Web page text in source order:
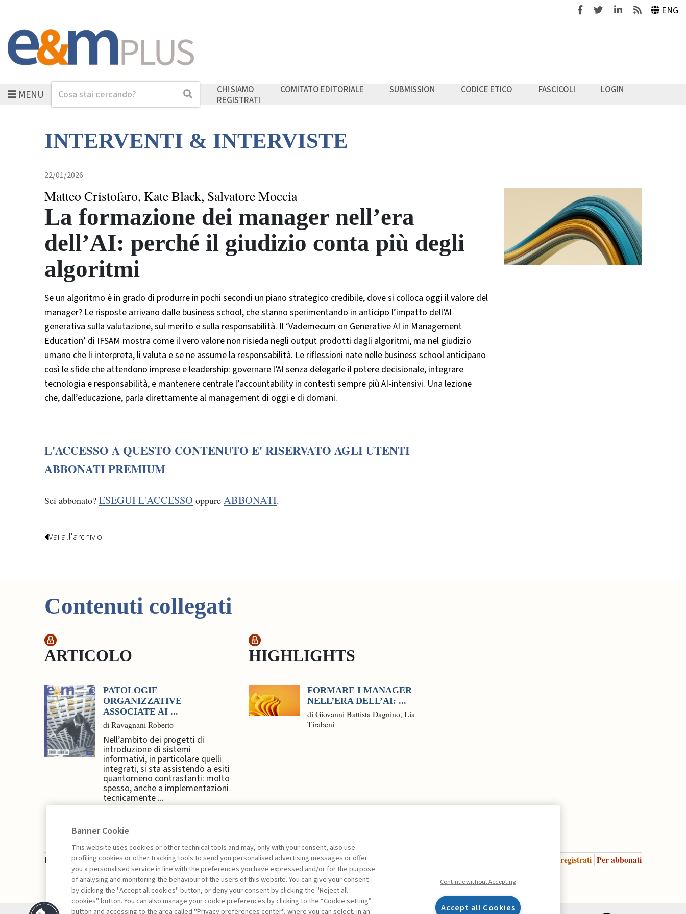
FacebookTwitterLinkedinFeeds ENG
MENUCerca Cerca CHI SIAMO COMITATO EDITORIALE SUBMISSION CODICE ETICO FASCICOLI
LOGIN
REGISTRATI
INTERVENTI & INTERVISTE
22/01/2026
Matteo Cristofaro, Kate Black, Salvatore Moccia
La formazione dei manager nell’era
dell’AI: perché il giudizio conta più degli
algoritmi
Se un algoritmo è in grado di produrre in pochi secondi un piano strategico credibile, dove si colloca oggi il valore del
manager? Le risposte arrivano dalle business school, che stanno sperimentando in anticipo l’impatto dell’AI
generativa sulla valutazione, sul merito e sulla responsabilità. Il ‘Vademecum on Generative AI in Management
Education’ di IFSAM mostra come il vero valore non risieda negli output prodotti dagli algoritmi, ma nel giudizio
umano che li interpreta, li valuta e se ne assume la responsabilità. Le riflessioni nate nelle business school anticipano
così le sfide che attendono imprese e leadership: governare l’AI senza delegarle il potere decisionale, integrare
tecnologia e responsabilità, e mantenere centrale l’accountability in contesti sempre più AI-intensivi. Una lezione
che, dall’educazione, parla direttamente al management di oggi e di domani.
L'ACCESSO A QUESTO CONTENUTO E' RISERVATO AGLI UTENTI
ABBONATI PREMIUM
Sei abbonato? ESEGUI L'ACCESSO oppure ABBONATI.
Vai all'archivio
Contenuti collegati
ARTICOLO
PATOLOGIE
ORGANIZZATIVE
ASSOCIATE AI ...
di Ravagnani Roberto
Nell’ambito dei progetti di
introduzione di sistemi
informativi, in particolare quelli
integrati, si sta assistendo a esiti
quantomeno contrastanti: molto
spesso, anche a implementazioni
tecnicamente ...
HIGHLIGHTS
FORMARE I MANAGER
NELL’ERA DELL’AI: ...
di Giovanni Battista Dagnino, Lia
Tirabeni
La consultazione dei libri è riservata esclusivamente agli abbonati Premium Per registrati Per abbonati
Banner Cookie
This website uses cookies or other technical tools and may, only with your consent, also use
profiling cookies or other tracking tools to send you personalised advertising messages or offer
you a personalised service in line with the preferences you have expressed and/or for the purpose
of analysing and monitoring the behaviour of the users of this website. You can give your consent
by clicking the "Accept all cookies" button, or deny your consent by clicking the "Reject all
cookies" button. You can also manage your cookie preferences by clicking to the “Cookie setting”
button and accessing to the area called "Privacy preferences center", where you can select, in an
Continue without Accepting
Accept all Cookies